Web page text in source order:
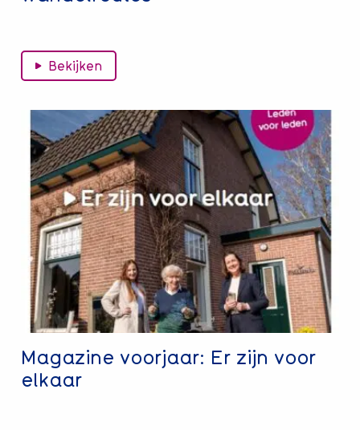
Bekijken
Magazine voorjaar: Er zijn voor
elkaar
meer
over
Magazine
voorjaar:
Er
zijn
voor
elkaar